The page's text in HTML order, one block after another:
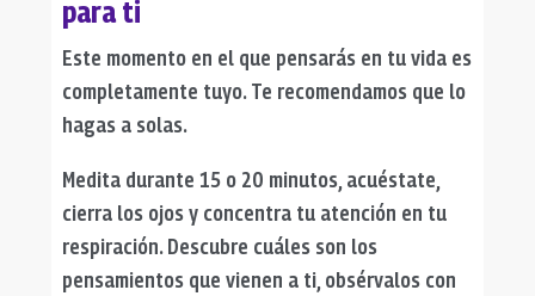
para ti
Este momento en el que pensarás en tu vida es
completamente tuyo. Te recomendamos que lo
hagas a solas.
Medita durante 15 o 20 minutos, acuéstate,
cierra los ojos y concentra tu atención en tu
respiración. Descubre cuáles son los
pensamientos que vienen a ti, obsérvalos con